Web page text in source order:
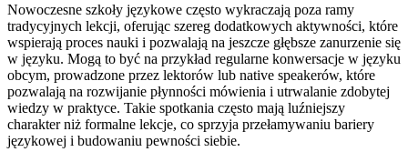
Nowoczesne szkoły językowe często wykraczają poza ramy
tradycyjnych lekcji, oferując szereg dodatkowych aktywności, które
wspierają proces nauki i pozwalają na jeszcze głębsze zanurzenie się
w języku. Mogą to być na przykład regularne konwersacje w języku
obcym, prowadzone przez lektorów lub native speakerów, które
pozwalają na rozwijanie płynności mówienia i utrwalanie zdobytej
wiedzy w praktyce. Takie spotkania często mają luźniejszy
charakter niż formalne lekcje, co sprzyja przełamywaniu bariery
językowej i budowaniu pewności siebie.